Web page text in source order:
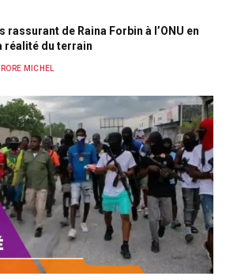
rassurant de Raina Forbin à l’ONU en
réalité du terrain
MICHEL